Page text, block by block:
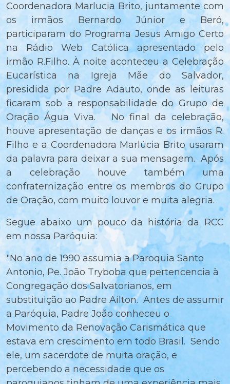
Coordenadora Marlucia Brito, juntamente com
os irmãos Bernardo Júnior e Beró,
participaram do Programa Jesus Amigo Certo
na Rádio Web Católica apresentado pelo
irmão R.Filho. À noite aconteceu a Celebração
Eucarística na Igreja Mãe do Salvador,
presidida por Padre Adauto, onde as leituras
ficaram sob a responsabilidade do Grupo de
Oração Água Viva. No final da celebração,
houve apresentação de danças e os irmãos R.
Filho e a Coordenadora Marlúcia Brito usaram
da palavra para deixar a sua mensagem. Após
a celebração houve também uma
confraternização entre os membros do Grupo
de Oração, com muito louvor e muita alegria.
Segue abaixo um pouco da história da RCC
em nossa Paróquia:
"No ano de 1990 assumia a Paroquia Santo
Antonio, Pe. João Tryboba que pertencencia à
Congregação dos Salvatorianos, em
substituição ao Padre Ailton. Antes de assumir
a Paróquia, Padre João conheceu o
Movimento da Renovação Carismática que
estava em crescimento em todo Brasil. Sendo
ele, um sacerdote de muita oração, e
percebendo a necessidade que os